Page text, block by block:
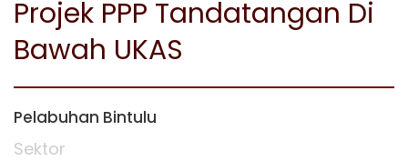
Projek PPP Tandatangan Di
Bawah UKAS
Pelabuhan Bintulu
Sektor